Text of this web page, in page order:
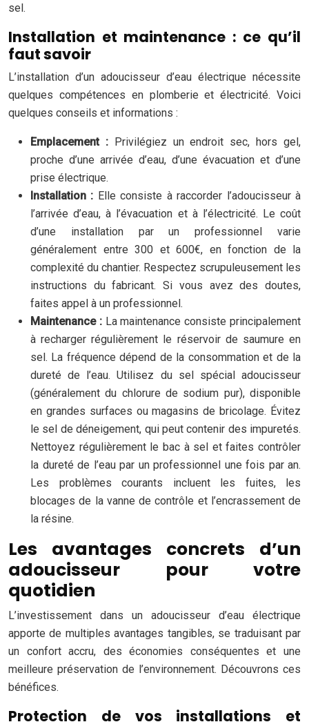
sel.
Installation et maintenance : ce qu’il
faut savoir
L’installation d’un adoucisseur d’eau électrique nécessite
quelques compétences en plomberie et électricité. Voici
quelques conseils et informations :
Emplacement :
Privilégiez un endroit sec, hors gel,
proche d’une arrivée d’eau, d’une évacuation et d’une
prise électrique.
Installation : Elle consiste à raccorder l’adoucisseur à
l’arrivée d’eau, à l’évacuation et à l’électricité. Le coût
d’une installation par un professionnel varie
généralement entre 300 et 600€, en fonction de la
complexité du chantier. Respectez scrupuleusement les
instructions du fabricant. Si vous avez des doutes,
faites appel à un professionnel.
Maintenance : La maintenance consiste principalement
à recharger régulièrement le réservoir de saumure en
sel. La fréquence dépend de la consommation et de la
dureté de l’eau. Utilisez du sel spécial adoucisseur
(généralement du chlorure de sodium pur), disponible
en grandes surfaces ou magasins de bricolage. Évitez
le sel de déneigement, qui peut contenir des impuretés.
Nettoyez régulièrement le bac à sel et faites contrôler
la dureté de l’eau par un professionnel une fois par an.
Les problèmes courants incluent les fuites, les
blocages de la vanne de contrôle et l’encrassement de
la résine.
Les avantages concrets d’un
adoucisseur pour votre
quotidien
L’investissement dans un adoucisseur d’eau électrique
apporte de multiples avantages tangibles, se traduisant par
un confort accru, des économies conséquentes et une
meilleure préservation de l’environnement. Découvrons ces
bénéfices.
Protection de vos installations et